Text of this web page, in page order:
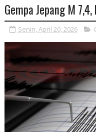
Gempa Jepang M
Senin, April 20, 2026